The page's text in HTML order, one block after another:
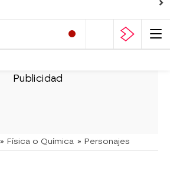
» Física o Química » Personajes